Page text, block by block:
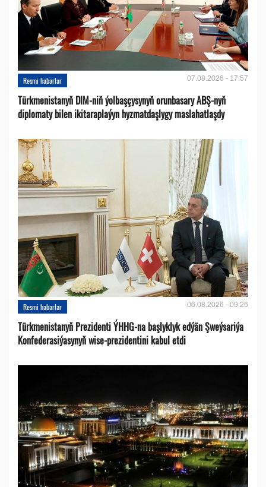
Resmi habarlar 07.08.2026 - 17:57
Türkmenistanyň DIM-niň ýolbaşçysynyň orunbasary ABŞ-nyň
diplomaty bilen ikitaraplaýyn hyzmatdaşlygy maslahatlaşdy
Resmi habarlar 06.08.2026 - 09:26
Türkmenistanyň Prezidenti ÝHHG-na başlyklyk edýän Şweýsariýa
Konfederasiýasynyň wise-prezidentini kabul etdi